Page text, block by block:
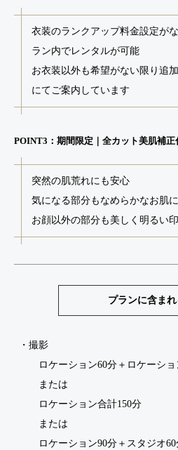
衣装のランクアップ料金設定が
ラン内でレンタルが可能
お衣装以外も希望がない限り追
にてご案内しています
POINT3：期間限定｜全カット美肌補正
突然の肌荒れにも安心
気になる部分もなめらかなお肌
お顔以外の部分も美しく明るい
プランに含ま
・撮影
ロケーション60分＋ロケーショ
または
ロケーション合計150分
または
ロケーション90分＋スタジオ60